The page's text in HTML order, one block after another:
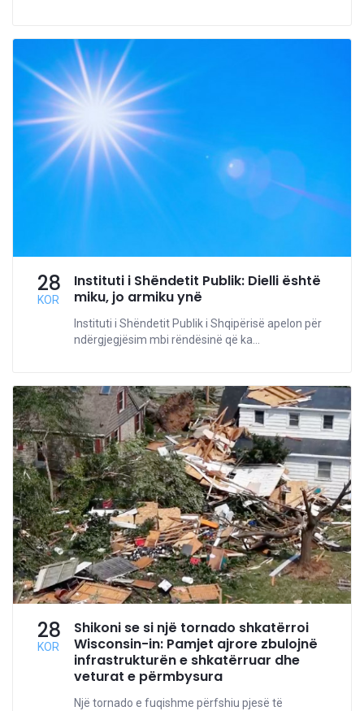
28
KOR
Instituti i Shëndetit Publik: Dielli është
miku, jo armiku ynë
Instituti i Shëndetit Publik i Shqipërisë apelon për
ndërgjegjësim mbi rëndësinë që ka...
28
KOR
Shikoni se si një tornado shkatërroi
Wisconsin-in: Pamjet ajrore zbulojnë
infrastrukturën e shkatërruar dhe
veturat e përmbysura
Një tornado e fuqishme përfshiu pjesë të